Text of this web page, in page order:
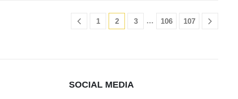
1 2 3 … 106 107
SOCIAL MEDIA